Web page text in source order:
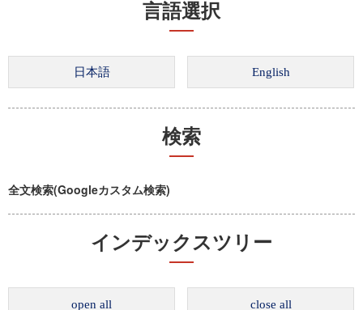
言語選択
検索
全文検索(Googleカスタム検索)
インデックスツリー
open all close all